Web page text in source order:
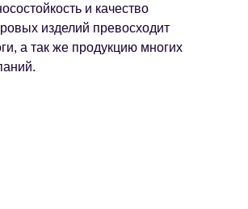
и качество
изделий превосходит
а так же продукцию многих